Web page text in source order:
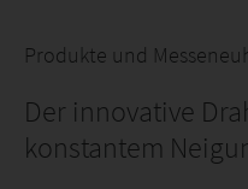
Produkte und
Der innovative
konstantem